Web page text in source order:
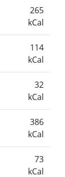
265
kCal
114
kCal
32
kCal
386
kCal
73
kCal